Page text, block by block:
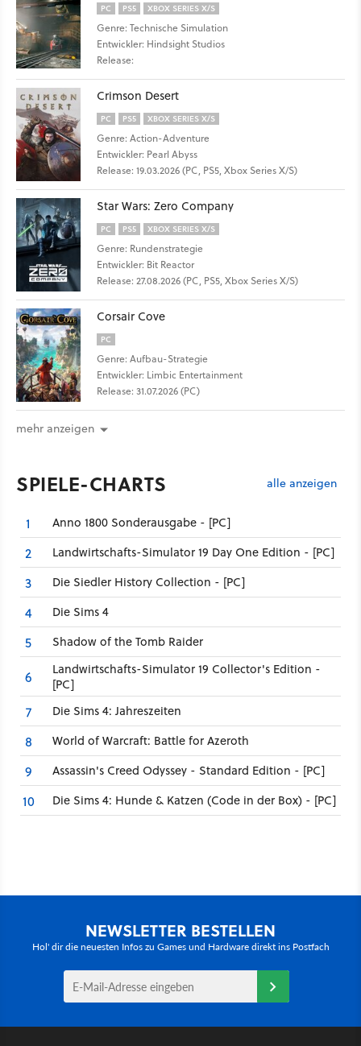
PC PS5 XBOX SERIES X/S
Genre: Technische Simulation
Entwickler: Hindsight Studios
Release:
Crimson Desert
PC PS5 XBOX SERIES X/S
Genre: Action-Adventure
Entwickler: Pearl Abyss
Release: 19.03.2026 (PC, PS5, Xbox Series X/S)
Star Wars: Zero Company
PC PS5 XBOX SERIES X/S
Genre: Rundenstrategie
Entwickler: Bit Reactor
Release: 27.08.2026 (PC, PS5, Xbox Series X/S)
Corsair Cove
PC
Genre: Aufbau-Strategie
Entwickler: Limbic Entertainment
Release: 31.07.2026 (PC)
mehr anzeigen
SPIELE-CHARTS alle anzeigen
1 Anno 1800 Sonderausgabe - [PC]
2 Landwirtschafts-Simulator 19 Day One Edition - [PC]
3 Die Siedler History Collection - [PC]
4 Die Sims 4
5 Shadow of the Tomb Raider
6
Landwirtschafts-Simulator 19 Collector's Edition -
[PC]
7 Die Sims 4: Jahreszeiten
8 World of Warcraft: Battle for Azeroth
9 Assassin's Creed Odyssey - Standard Edition - [PC]
10 Die Sims 4: Hunde & Katzen (Code in der Box) - [PC]
NEWSLETTER BESTELLEN
Hol' dir die neuesten Infos zu Games und Hardware direkt ins Postfach